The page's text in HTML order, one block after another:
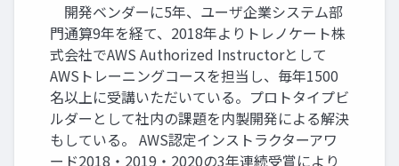
開発ベンダーに5年、ユーザ企業システム部
門通算9年を経て、2018年よりトレノケート株
式会社でAWS Authorized Instructorとして
AWSトレーニングコースを担当し、毎年1500
名以上に受講いただいている。プロトタイプビ
ルダーとして社内の課題を内製開発による解決
もしている。 AWS認定インストラクターアワ
ード2018・2019・2020の3年連続受賞により